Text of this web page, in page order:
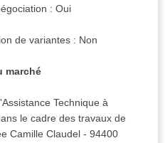
: Oui
de variantes : Non
marché
Technique à
le cadre des travaux de
Camille Claudel - 94400